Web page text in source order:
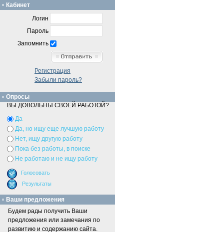
Кабинет
Логин
Пароль
Запомнить
Регистрация
Забыли пароль?
Опросы
ВЫ ДОВОЛЬНЫ СВОЕЙ РАБОТОЙ?
Да
Да, но ищу еще лучшую работу
Нет, ищу другую работу
Пока без работы, в поиске
Не работаю и не ищу работу
Ваши предложения
Будем рады получить Ваши
предложения или замечания по
развитию и содержанию сайта.